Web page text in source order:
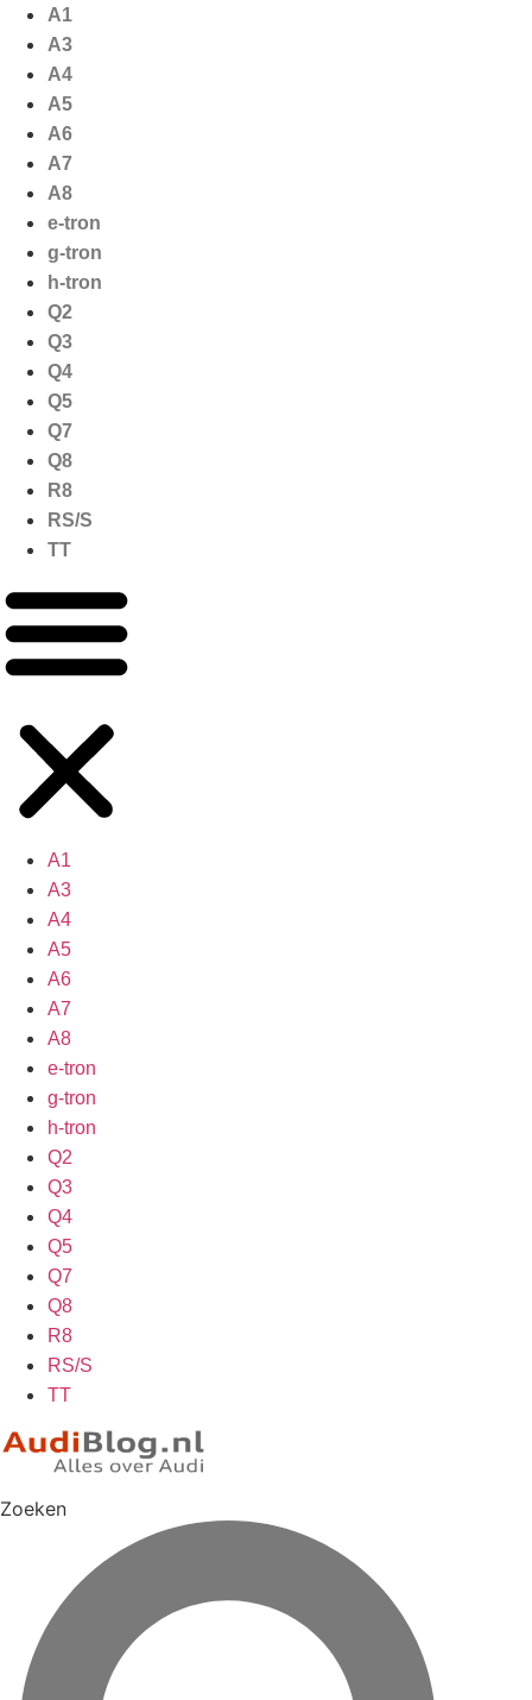
naar
inhoud
A1
A3
A4
A5
A6
A7
A8
e-tron
g-tron
h-tron
Q2
Q3
Q4
Q5
Q7
Q8
R8
RS/S
TT
A1
A3
A4
A5
A6
A7
A8
e-tron
g-tron
h-tron
Q2
Q3
Q4
Q5
Q7
Q8
R8
RS/S
TT
Zoeken